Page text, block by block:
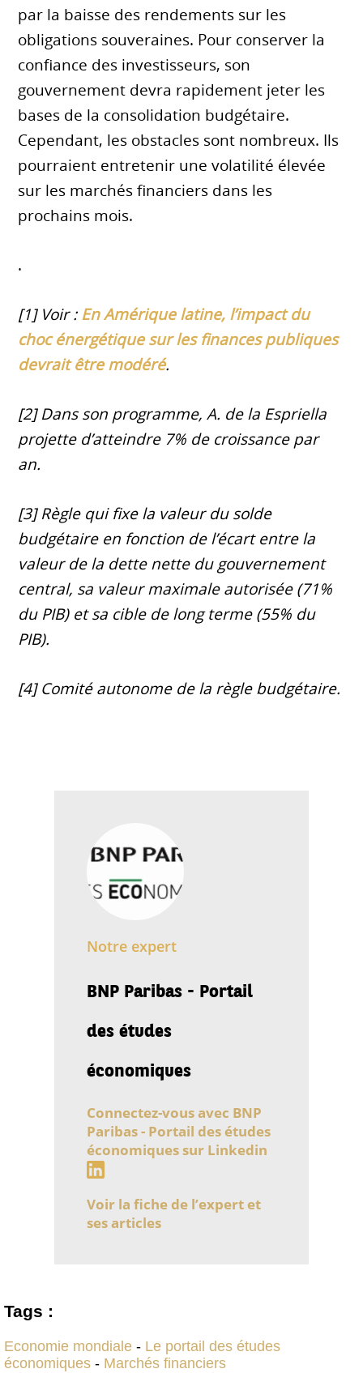
par la baisse des rendements sur les
obligations souveraines. Pour conserver la
confiance des investisseurs, son
gouvernement devra rapidement jeter les
bases de la consolidation budgétaire.
Cependant, les obstacles sont nombreux. Ils
pourraient entretenir une volatilité élevée
sur les marchés financiers dans les
prochains mois.
.
[1] Voir : En Amérique latine, l’impact du
choc énergétique sur les finances publiques
devrait être modéré.
[2] Dans son programme, A. de la Espriella
projette d’atteindre 7% de croissance par
an.
[3] Règle qui fixe la valeur du solde
budgétaire en fonction de l’écart entre la
valeur de la dette nette du gouvernement
central, sa valeur maximale autorisée (71%
du PIB) et sa cible de long terme (55% du
PIB).
[4] Comité autonome de la règle budgétaire.
Notre expert
BNP Paribas - Portail
des études
économiques
Connectez-vous avec BNP
Paribas - Portail des études
économiques sur Linkedin
Voir la fiche de l’expert et
ses articles
Tags :
Economie mondiale - Le portail des études
économiques - Marchés financiers